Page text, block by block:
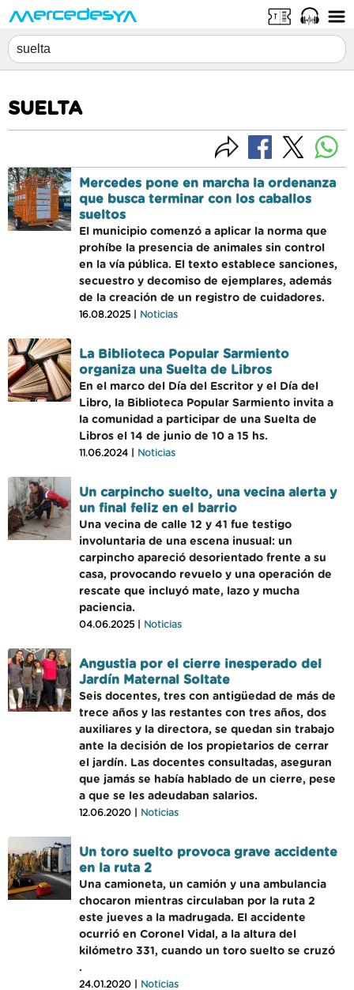
SUELTA
Mercedes pone en marcha la ordenanza
que busca terminar con los caballos
sueltos
El municipio comenzó a aplicar la norma que
prohíbe la presencia de animales sin control
en la vía pública. El texto establece sanciones,
secuestro y decomiso de ejemplares, además
de la creación de un registro de cuidadores.
16.08.2025 | Noticias
La Biblioteca Popular Sarmiento
organiza una Suelta de Libros
En el marco del Día del Escritor y el Día del
Libro, la Biblioteca Popular Sarmiento invita a
la comunidad a participar de una Suelta de
Libros el 14 de junio de 10 a 15 hs.
11.06.2024 | Noticias
Un carpincho suelto, una vecina alerta y
un final feliz en el barrio
Una vecina de calle 12 y 41 fue testigo
involuntaria de una escena inusual: un
carpincho apareció desorientado frente a su
casa, provocando revuelo y una operación de
rescate que incluyó mate, lazo y mucha
paciencia.
04.06.2025 | Noticias
Angustia por el cierre inesperado del
Jardín Maternal Soltate
Seis docentes, tres con antigüedad de más de
trece años y las restantes con tres años, dos
auxiliares y la directora, se quedan sin trabajo
ante la decisión de los propietarios de cerrar
el jardín. Las docentes consultadas, aseguran
que jamás se había hablado de un cierre, pese
a que se les adeudaban salarios.
12.06.2020 | Noticias
Un toro suelto provoca grave accidente
en la ruta 2
Una camioneta, un camión y una ambulancia
chocaron mientras circulaban por la ruta 2
este jueves a la madrugada. El accidente
ocurrió en Coronel Vidal, a la altura del
kilómetro 331, cuando un toro suelto se cruzó
.
24.01.2020 | Noticias